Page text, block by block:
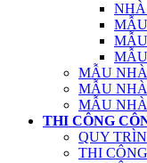
MẪU
MẪU
MẪU
THI CÔNG
QUY
THI